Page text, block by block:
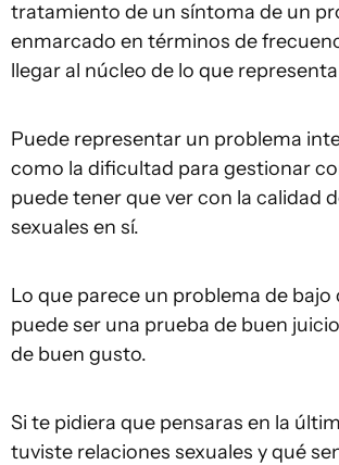
tratamiento de un síntoma de un
enmarcado en términos de
llegar al núcleo de lo que
Puede representar un problema
como la dificultad para gestionar
puede tener que ver con la calidad
sexuales en sí.
Lo que parece un problema de bajo
puede ser una prueba de buen
de buen gusto.
Si te pidiera que pensaras en la
tuviste relaciones sexuales y qué